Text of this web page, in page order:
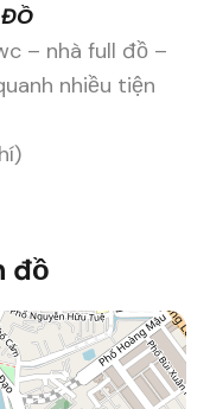
– nhà full đồ –
nhiều tiện
đồ